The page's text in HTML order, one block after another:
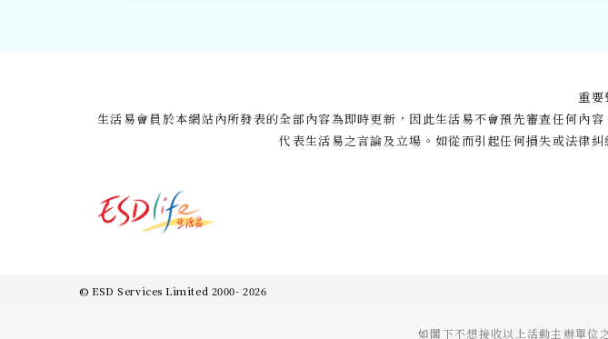
重要
生活易會員於本網站內所發表的全部內容為即時更新，因此生活易不會預先審查任何內
代表生活易之言論及立場。如從而引起任何損失或法律
© ESD Services Limited 2000- 2026
如閣下不想接收以上活動主辦單位